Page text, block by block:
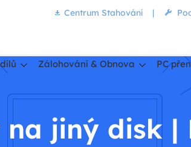
Centrum Stahování |
Zálohování & Obnova PC
jiný disk |